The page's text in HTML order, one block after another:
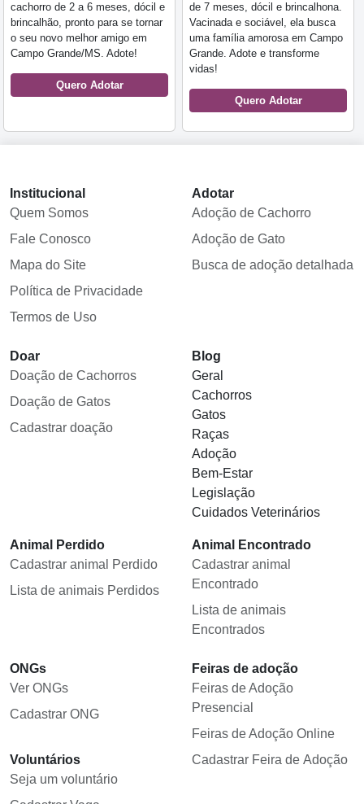
cachorro de 2 a 6 meses, dócil e
brincalhão, pronto para se tornar
o seu novo melhor amigo em
Campo Grande/MS. Adote!
Quero Adotar
de 7 meses, dócil e brincalhona.
Vacinada e sociável, ela busca
uma família amorosa em Campo
Grande. Adote e transforme
vidas!
Quero Adotar
Institucional
Quem Somos
Fale Conosco
Mapa do Site
Política de Privacidade
Termos de Uso
Adotar
Adoção de Cachorro
Adoção de Gato
Busca de adoção detalhada
Doar
Doação de Cachorros
Doação de Gatos
Cadastrar doação
Blog
Geral
Cachorros
Gatos
Raças
Adoção
Bem-Estar
Legislação
Cuidados Veterinários
Animal Perdido
Cadastrar animal Perdido
Lista de animais Perdidos
Animal Encontrado
Cadastrar animal
Encontrado
Lista de animais
Encontrados
ONGs
Ver ONGs
Cadastrar ONG
Voluntários
Seja um voluntário
Feiras de adoção
Feiras de Adoção
Presencial
Feiras de Adoção Online
Cadastrar Feira de Adoção